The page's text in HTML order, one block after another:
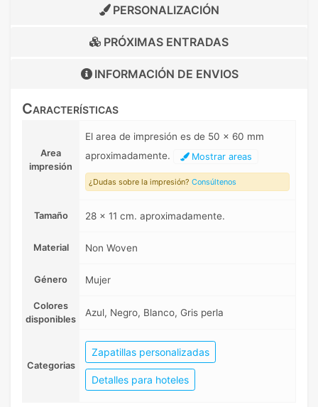
PERSONALIZACIÓN
PRÓXIMAS ENTRADAS
INFORMACIÓN DE ENVIOS
Características
Area
impresión
El area de impresión es de 50 x 60 mm
aproximadamente.
Mostrar areas
¿Dudas sobre la impresión? Consúltenos
Tamaño 28 x 11 cm. aproximadamente.
Material Non Woven
Género Mujer
Colores
disponibles
Azul, Negro, Blanco, Gris perla
Categorias
Zapatillas personalizadas
Detalles para hoteles